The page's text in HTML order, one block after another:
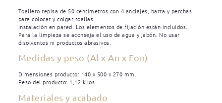
Toallero repisa de 50 centímetros con 4 anclajes, barra y perchas
para colocar y colgar toallas.
Instalación en pared. Los elementos de fijación están incluidos.
Para la limpieza se aconseja el uso de agua y jabón. No usar
disolventes ni productos abrasivos.
Medidas y peso (Al x An x Fon)
Dimensiones producto: 140 x 500 x 270 mm.
Peso del producto: 1,12 kilos.
Materiales y acabado